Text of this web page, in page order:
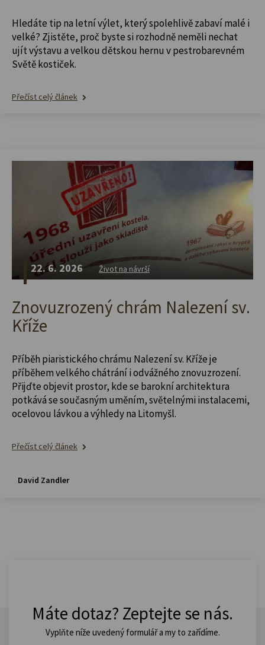
Hledáte tip na letní výlet, který spolehlivě zabaví malé i
velké? Zjistěte, proč byste si rozhodně neměli nechat
ujít výstavu a velkou dětskou hernu v pestrobarevném
Světě kostiček.
Přečíst celý článek
22. 6. 2026 Život na návrší
Znovuzrozený chrám Nalezení sv.
Kříže
Příběh piaristického chrámu Nalezení sv. Kříže je
příběhem velkého chátrání i odvážného znovuzrození.
Přijďte objevit prostor, kde se barokní architektura
potkává se současným uměním, světelnými instalacemi,
ocelovou lávkou a výhledy na Litomyšl.
Přečíst celý článek
David Zandler
Máte dotaz? Zeptejte se nás.
Vyplňte níže uvedený formulář a my to zařídíme.